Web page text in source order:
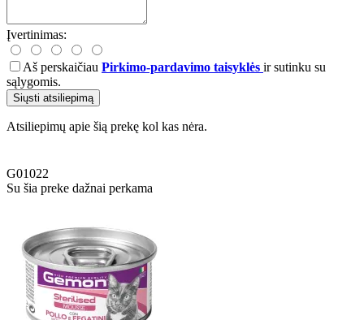
Įvertinimas:
Aš perskaičiau Pirkimo-pardavimo taisyklės ir sutinku su
sąlygomis.
Siųsti atsiliepimą
Atsiliepimų apie šią prekę kol kas nėra.
G01022
Su šia preke dažnai perkama